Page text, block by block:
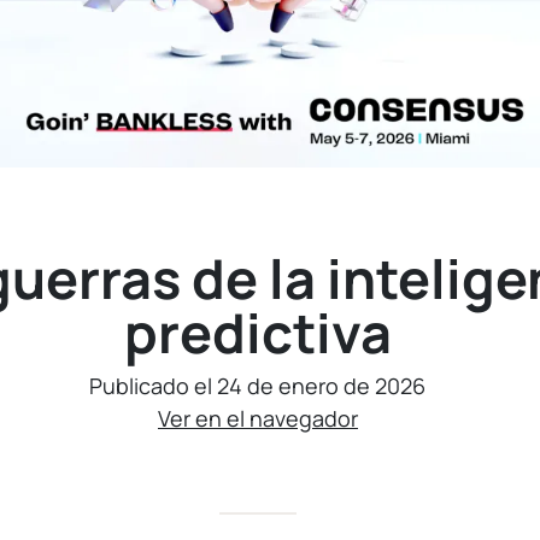
de la
predictiva
Publicado el 24 de enero de 2026
Ver en el navegador